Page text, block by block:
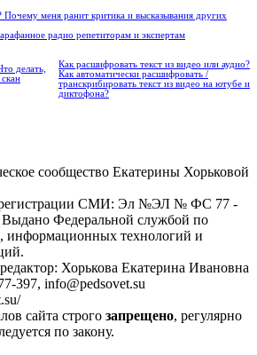
Почему меня ранит критика и высказывания других
радио репетиторам и экспертам
делать,
Как расшифровать текст из видео или аудио?
Как автоматически расшифровать /
транскрибировать текст из видео на ютубе и
диктофона?
сообщество Екатерины Хорьковой
регистрации СМИ: Эл №ЭЛ № ФС 77 -
Выдано Федеральной службой по
информационных технологий и
Хорькова Екатерина Ивановна
397, info@pedsovet.su
сайта строго запрещено, регулярно
по закону.